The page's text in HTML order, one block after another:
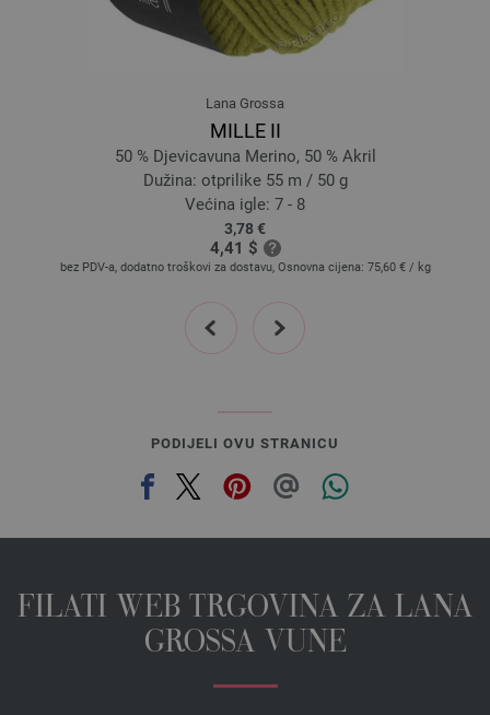
041-losos | EAN: 4033493118309
042-Zyklam | EAN: 4033493118316
044-tirkiz plavo | EAN: 4033493118330
045-grège | EAN: 4033493118347
046-tamno siva | EAN: 4033493118354
048-menta | EAN: 4033493133692
049-mauve | EAN: 4033493133708
050-karanfil | EAN: 4033493133715
052-plavo | EAN: 4033493133739
053-Cimet smeđi | EAN: 4033493149457
056-mandarin | EAN: 4033493149488
058-fuksija | EAN: 4033493149501
062-bež | EAN: 4033493169523
063-šljivaplavo | EAN: 4033493169530
Lana Grossa
MILLE II
50 % Djevicavuna Merino, 50 % Akril
Dužina: otprilike 55 m / 50 g
Većina igle: 7 - 8
3,78 €
4,41 $
bez PDV-a, dodatno troškovi za dostavu, Osnovna cijena: 75,60 € / kg
prev next
PODIJELI OVU STRANICU
FILATI WEB TRGOVINA ZA LANA
GROSSA VUNE